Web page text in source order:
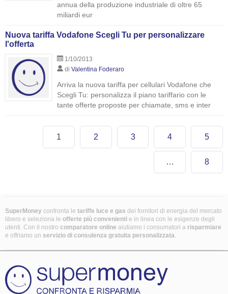
annua della produzione industriale di oltre 65
miliardi eur
Nuova tariffa Vodafone Scegli Tu per personalizzare
l'offerta
1/10/2013
di Valentina Foderaro
Arriva la nuova tariffa per cellulari Vodafone che
Scegli Tu: personalizza il piano tariffario con le
tante offerte proposte per chiamate, sms e inter
1 2 3 4 5
… 8
SuperMoney confronta le tariffe luce e gas dei fornitori di energia del mercato
libero e seleziona le offerte più convenienti e in linea con le esigenze degli
utenti. Con il nostro comparatore online aiutiamo i consumatori a risparmiare
e offriamo un servizio di consulenza gratuita personalizzata.